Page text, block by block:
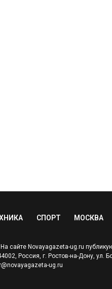
СПОРТ МОСКВА
сайте Novayagazeta-ug.ru
Россия, г. Ростов-на-Дону, ул.
ug.ru